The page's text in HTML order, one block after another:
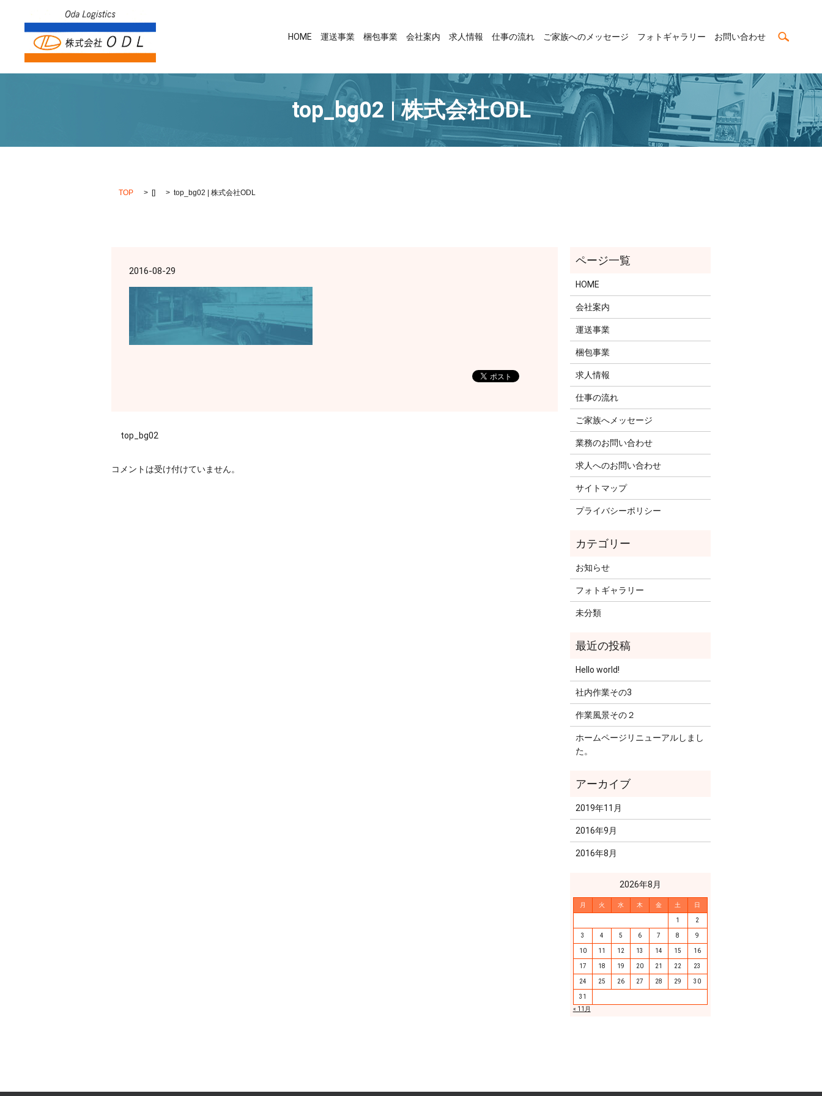
HOME 運送事業 梱包事業 会社案内 求人情報 仕事の流れ ご家族へのメッセージ フォトギャラリー お問い合わせ
top_bg02 | 株式会社ODL
TOP [] top_bg02 | 株式会社ODL
2016-08-29
top_bg02
コメントは受け付けていません。
HOME
会社案内
運送事業
梱包事業
求人情報
仕事の流れ
ご家族へメッセージ
業務のお問い合わせ
求人へのお問い合わせ
サイトマップ
プライバシーポリシー
お知らせ
フォトギャラリー
未分類
Hello world!
社内作業その3
作業風景その２
ホームページリニューアルしまし
た。
2019年11月
2016年9月
2016年8月
2026年8月
月 火 水 木 金 土 日
1 2
3 4 5 6 7 8 9
10 11 12 13 14 15 16
17 18 19 20 21 22 23
24 25 26 27 28 29 30
31
« 11月